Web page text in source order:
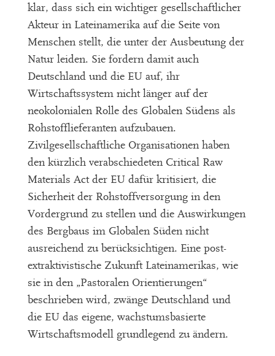
klar, dass sich ein wichtiger gesellschaftlicher
Akteur in Lateinamerika auf die Seite von
Menschen stellt, die unter der Ausbeutung der
Natur leiden. Sie fordern damit auch
Deutschland und die EU auf, ihr
Wirtschaftssystem nicht länger auf der
neokolonialen Rolle des Globalen Südens als
Rohstofflieferanten aufzubauen.
Zivilgesellschaftliche Organisationen haben
den kürzlich verabschiedeten Critical Raw
Materials Act der EU dafür kritisiert, die
Sicherheit der Rohstoffversorgung in den
Vordergrund zu stellen und die Auswirkungen
des Bergbaus im Globalen Süden nicht
ausreichend zu berücksichtigen. Eine post-
extraktivistische Zukunft Lateinamerikas, wie
sie in den „Pastoralen Orientierungen“
beschrieben wird, zwänge Deutschland und
die EU das eigene, wachstumsbasierte
Wirtschaftsmodell grundlegend zu ändern.